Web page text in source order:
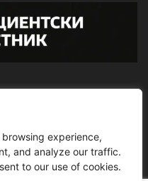
experience,
and analyze our traffic.
to our use of cookies.
НИ